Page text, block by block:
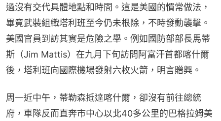
過沒有交代具體地點和時間。這是美國的慣常做法，
畢竟武裝組織塔利班至今仍未根除，不時發動襲擊。
美國官員到訪其實是危險之舉。例如國防部部長馬蒂
斯（Jim Mattis）在九月下旬訪問阿富汗首都喀什爾
後，塔利班向國際機場發射六枚火箭，明言贈興。
周一近中午，蒂勒森抵達喀什爾，卻沒有前往總統
府，車隊反而直奔市中心以北40多公里的巴格拉姆美